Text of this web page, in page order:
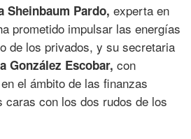
Sheinbaum Pardo, experta en
prometido impulsar las energías
de los privados, y su secretaria
González Escobar, con
el ámbito de las finanzas
caras con los dos rudos de los